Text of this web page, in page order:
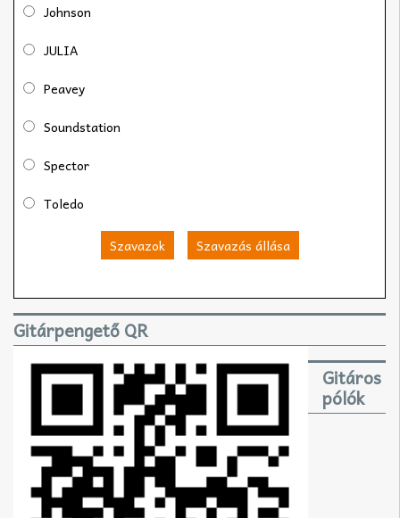
Johnson
JULIA
Peavey
Soundstation
Spector
Toledo
Szavazok Szavazás állása
Gitárpengető QR
Gitáros
pólók